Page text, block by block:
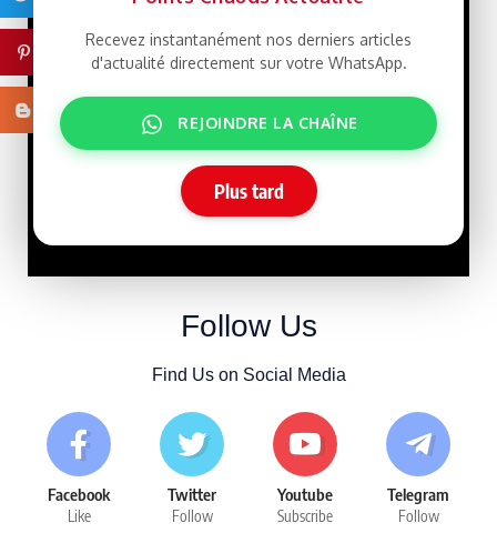
Blogger
LIBRE
Que veut le
Macky Sall défie
Dakar : un retour qui rebat
les cartes face à Sonko
Follow Us
Find Us on Social Media
Facebook
Like
Twitter
Follow
Youtube
Subscribe
Telegram
Follow
Recevez instantanément nos derniers articles
d'actualité directement sur votre WhatsApp.
REJOINDRE LA CHAÎNE
Plus tard